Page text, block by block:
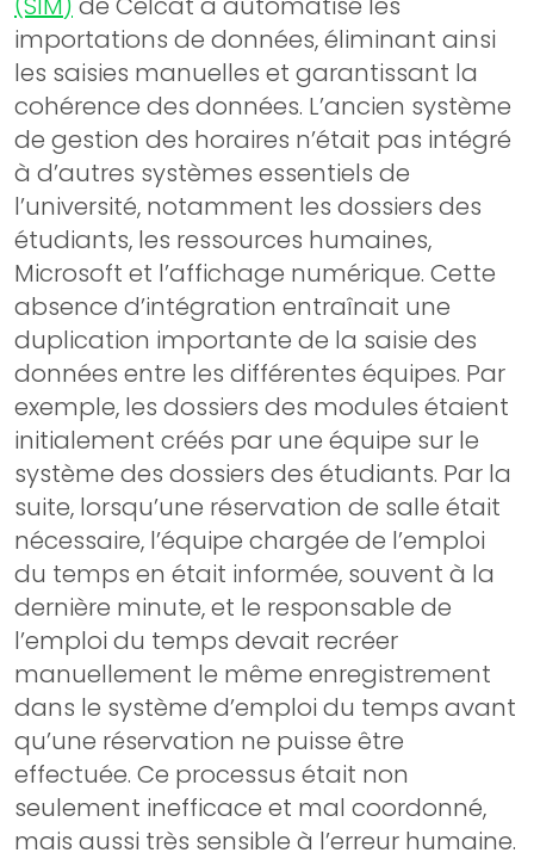
importations de données, éliminant ainsi
les saisies manuelles et garantissant la
cohérence des données. L’ancien système
de gestion des horaires n’était pas intégré
à d’autres systèmes essentiels de
l’université, notamment les dossiers des
étudiants, les ressources humaines,
Microsoft et l’affichage numérique. Cette
absence d’intégration entraînait une
duplication importante de la saisie des
données entre les différentes équipes. Par
exemple, les dossiers des modules étaient
initialement créés par une équipe sur le
système des dossiers des étudiants. Par la
suite, lorsqu’une réservation de salle était
nécessaire, l’équipe chargée de l’emploi
du temps en était informée, souvent à la
dernière minute, et le responsable de
l’emploi du temps devait recréer
manuellement le même enregistrement
dans le système d’emploi du temps avant
qu’une réservation ne puisse être
effectuée. Ce processus était non
seulement inefficace et mal coordonné,
mais aussi très sensible à l’erreur humaine.